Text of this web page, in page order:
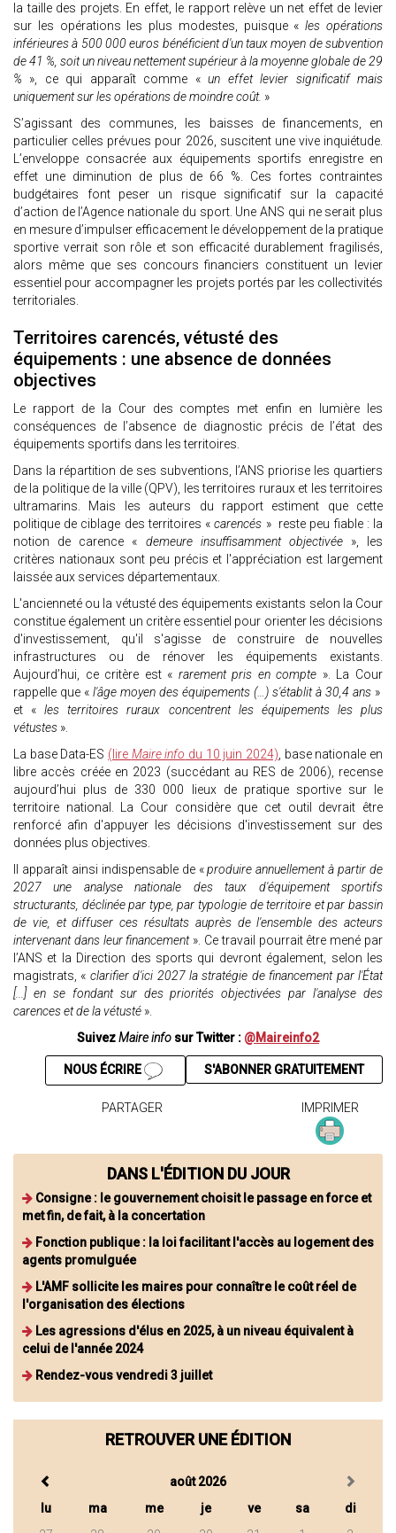
la taille des projets. En effet, le rapport relève un net effet de levier
sur les opérations les plus modestes, puisque «les opérations
inférieures à 500 000 euros bénéficient d'un taux moyen de subvention
de 41 %, soit un niveau nettement supérieur à la moyenne globale de 29
% », ce qui apparaît comme «un effet levier significatif mais
uniquement sur les opérations de moindre coût. »
S’agissant des communes, les baisses de financements, en
particulier celles prévues pour 2026, suscitent une vive inquiétude.
L’enveloppe consacrée aux équipements sportifs enregistre en
effet une diminution de plus de 66 %. Ces fortes contraintes
budgétaires font peser un risque significatif sur la capacité
d’action de l’Agence nationale du sport. Une ANS qui ne serait plus
en mesure d’impulser efficacement le développement de la pratique
sportive verrait son rôle et son efficacité durablement fragilisés,
alors même que ses concours financiers constituent un levier
essentiel pour accompagner les projets portés par les collectivités
territoriales.
Territoires carencés, vétusté des
équipements : une absence de données
objectives
Le rapport de la Cour des comptes met enfin en lumière les
conséquences de l’absence de diagnostic précis de l’état des
équipements sportifs dans les territoires.
Dans la répartition de ses subventions, l’ANS priorise les quartiers
de la politique de la ville (QPV), les territoires ruraux et les territoires
ultramarins. Mais les auteurs du rapport estiment que cette
politique de ciblage des territoires «carencés » reste peu fiable : la
notion de carence « demeure insuffisamment objectivée», les
critères nationaux sont peu précis et l'appréciation est largement
laissée aux services départementaux.
L'ancienneté ou la vétusté des équipements existants selon la Cour
constitue également un critère essentiel pour orienter les décisions
d'investissement, qu'il s'agisse de construire de nouvelles
infrastructures ou de rénover les équipements existants.
Aujourd’hui, ce critère est « rarement pris en compte ». La Cour
rappelle que « l'âge moyen des équipements (…) s'établit à 30,4 ans »
et « les territoires ruraux concentrent les équipements les plus
vétustes ».
La base Data-ES (lire Maire info du 10 juin 2024), base nationale en
libre accès créée en 2023 (succédant au RES de 2006), recense
aujourd’hui plus de 330 000 lieux de pratique sportive sur le
territoire national. La Cour considère que cet outil devrait être
renforcé afin d'appuyer les décisions d'investissement sur des
données plus objectives.
Il apparaît ainsi indispensable de «produire annuellement à partir de
2027 une analyse nationale des taux d'équipement sportifs
structurants, déclinée par type, par typologie de territoire et par bassin
de vie, et diffuser ces résultats auprès de l'ensemble des acteurs
intervenant dans leur financement ». Ce travail pourrait être mené par
l’ANS et la Direction des sports qui devront également, selon les
magistrats, « clarifier d'ici 2027 la stratégie de financement par l'État
[...] en se fondant sur des priorités objectivées par l'analyse des
carences et de la vétusté ».
SuivezMaire info sur Twitter : @Maireinfo2
S'ABONNER GRATUITEMENT
NOUS ÉCRIRE
PARTAGER IMPRIMER
DANS L'ÉDITION DU JOUR
Consigne : le gouvernement choisit le passage en force et
met fin, de fait, à la concertation
Fonction publique : la loi facilitant l'accès au logement des
agents promulguée
L'AMF sollicite les maires pour connaître le coût réel de
l'organisation des élections
Les agressions d'élus en 2025, à un niveau équivalent à
celui de l'année 2024
Rendez-vous vendredi 3 juillet
RETROUVER UNE ÉDITION
août 2026
lu
ma me je ve sa
di